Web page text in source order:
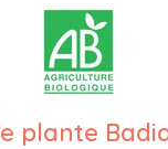
plante